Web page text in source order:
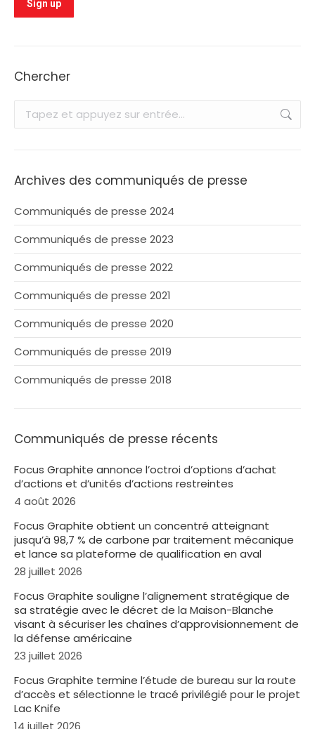
Chercher
Archives des communiqués de presse
Communiqués de presse 2024
Communiqués de presse 2023
Communiqués de presse 2022
Communiqués de presse 2021
Communiqués de presse 2020
Communiqués de presse 2019
Communiqués de presse 2018
Communiqués de presse récents
Focus Graphite annonce l’octroi d’options d’achat
d’actions et d’unités d’actions restreintes
4 août 2026
Focus Graphite obtient un concentré atteignant
jusqu’à 98,7 % de carbone par traitement mécanique
et lance sa plateforme de qualification en aval
28 juillet 2026
Focus Graphite souligne l’alignement stratégique de
sa stratégie avec le décret de la Maison-Blanche
visant à sécuriser les chaînes d’approvisionnement de
la défense américaine
23 juillet 2026
Focus Graphite termine l’étude de bureau sur la route
d’accès et sélectionne le tracé privilégié pour le projet
Lac Knife
14 juillet 2026